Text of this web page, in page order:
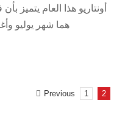
أونتاريو هذا العام يتميز
هما شهر يوليو
Previous 1 2